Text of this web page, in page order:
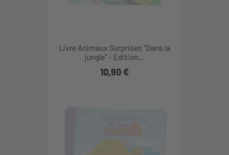
Livre Animaux Surprises "Dans la
jungle" - Edition...
10,90 €